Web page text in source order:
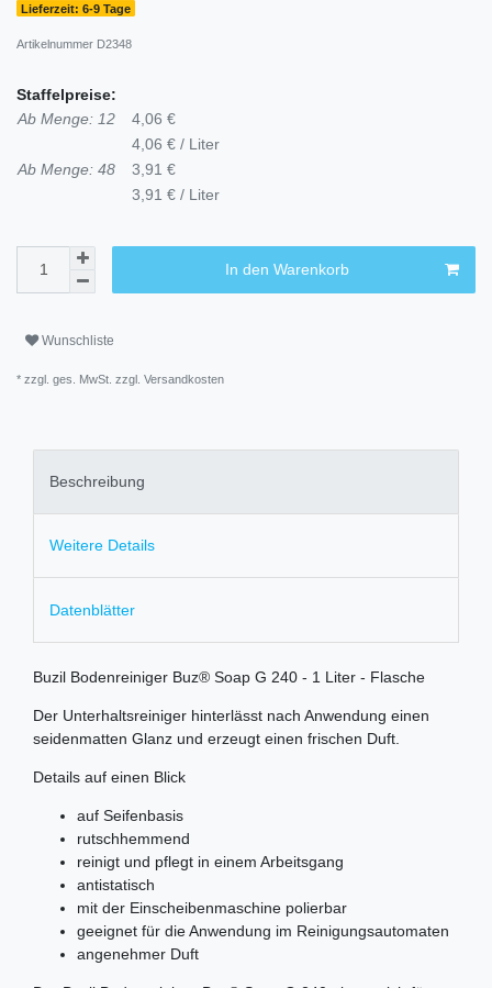
Lieferzeit: 6-9 Tage
Artikelnummer D2348
Staffelpreise:
Ab Menge: 12
4,06 €
4,06 € / Liter
Ab Menge: 48
3,91 €
3,91 € / Liter
In den Warenkorb
Wunschliste
* zzgl. ges. MwSt. zzgl. Versandkosten
Beschreibung
Weitere Details
Datenblätter
Buzil Bodenreiniger Buz® Soap G 240 - 1 Liter - Flasche
Der Unterhaltsreiniger hinterlässt nach Anwendung einen
seidenmatten Glanz und erzeugt einen frischen Duft.
Details auf einen Blick
auf Seifenbasis
rutschhemmend
reinigt und pflegt in einem Arbeitsgang
antistatisch
mit der Einscheibenmaschine polierbar
geeignet für die Anwendung im Reinigungsautomaten
angenehmer Duft